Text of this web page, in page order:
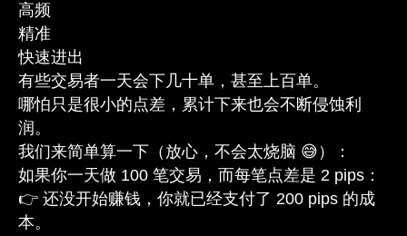
高频
精准
快速进出
有些交易者一天会下几十单，甚至上百单。
哪怕只是很小的点差，累计下来也会不断侵蚀利
润。
我们来简单算一下（放心，不会太烧脑 😅）：
如果你一天做 100 笔交易，而每笔点差是 2 pips：
👉 还没开始赚钱，你就已经支付了 200 pips 的成
本。